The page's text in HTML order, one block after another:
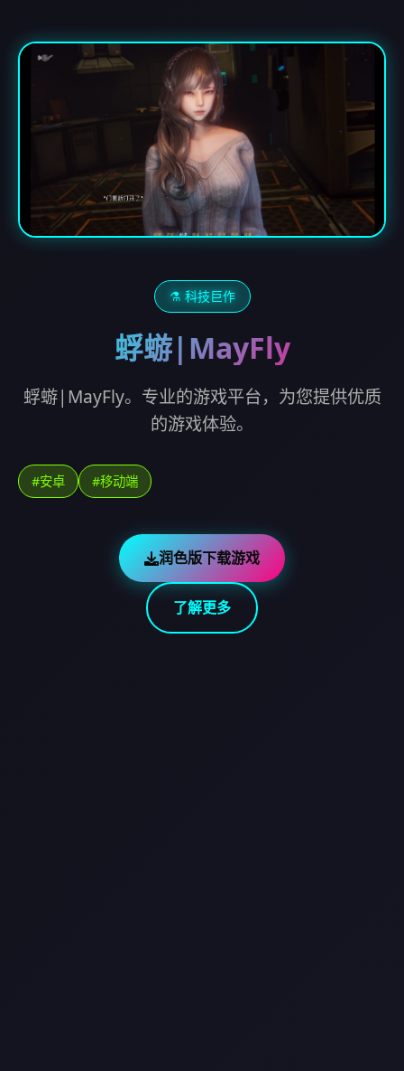
⚗️ 科技巨作
蜉蝣|MayFly
蜉蝣|MayFly。专业的游戏平台，为您提供优质
的游戏体验。
#安卓 #移动端
润色版下载游戏
了解更多